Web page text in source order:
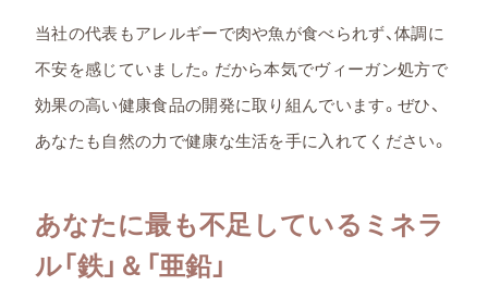
当社の代表もアレルギーで肉や魚が食べられず、体調に
不安を感じていました。だから本気でヴィーガン処方で
効果の高い健康食品の開発に取り組んでいます。ぜひ、
あなたも自然の力で健康な生活を手に入れてください。
あなたに最も不足しているミネラ
ル「鉄」＆「亜鉛」